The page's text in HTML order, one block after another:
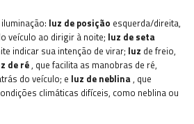
luz de posição esquerda/direita,
veículo ao dirigir à noite; luz de seta
indicar sua intenção de virar; luz de freio,
de ré, que facilita as manobras de ré,
do veículo; e luz de neblina, que
climáticas difíceis, como neblina ou